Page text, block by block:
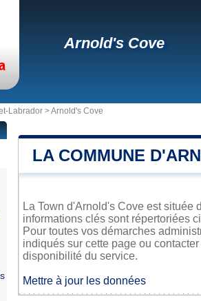
Arnold's Cove
Labrador >Arnold's Cove
LA COMMUNE
La Town d'Arnold's Cove est située
informations clés sont répertoriées
Pour toutes vos démarches
indiqués sur cette page ou
disponibilité du service.
Mettre à jour les données